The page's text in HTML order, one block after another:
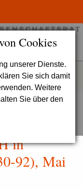
Cookies
unserer Dienste.
Sie sich damit
Weitere
Sie über den
Deutsche
in
92), Mai